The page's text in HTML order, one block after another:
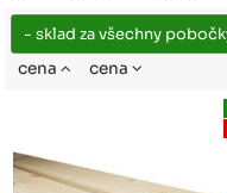
cena
cena